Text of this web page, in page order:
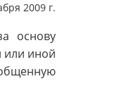
2009 г.
основу
или иной